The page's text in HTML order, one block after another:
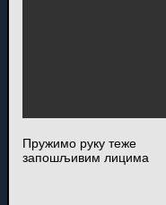
Пружимо руку теже
запошљивим лицима